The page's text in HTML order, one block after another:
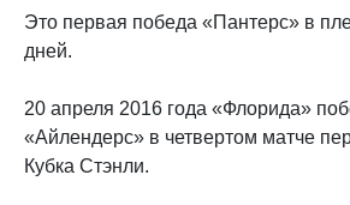
Это первая победа «Пантерс» в
дней.
20 апреля 2016 года «Флорида»
«Айлендерс» в четвертом матче
Кубка Стэнли.